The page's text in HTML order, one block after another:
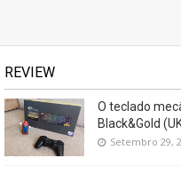
REVIEW
O teclado
Black&Gold
Setembro 29,